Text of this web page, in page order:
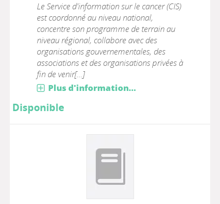
Le Service d'information sur le cancer (CIS)
est coordonné au niveau national,
concentre son programme de terrain au
niveau régional, collabore avec des
organisations gouvernementales, des
associations et des organisations privées à
fin de venir[...]
Plus d'information...
Disponible